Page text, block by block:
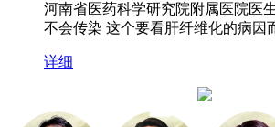
河南省医药科学研究院附属医院医
不会传染 这个要看肝纤维化的病因
详细